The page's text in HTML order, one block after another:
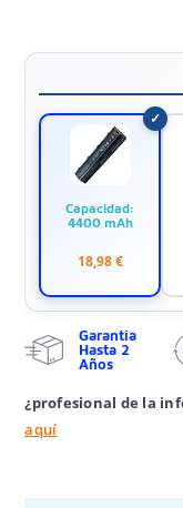
Capacidad:
4400 mAh
18,98 €
Garantía
Hasta 2
Años
¿profesional de la
aquí